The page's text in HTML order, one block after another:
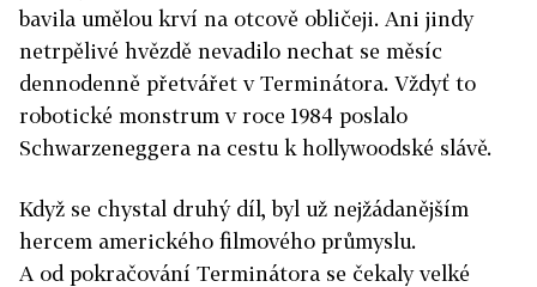
bavila umělou krví na otcově obličeji. Ani jindy
netrpělivé hvězdě nevadilo nechat se měsíc
dennodenně přetvářet v Terminátora. Vždyť to
robotické monstrum v roce 1984 poslalo
Schwarzeneggera na cestu k hollywoodské slávě.
Když se chystal druhý díl, byl už nejžádanějším
hercem amerického filmového průmyslu.
A od pokračování Terminátora se čekaly velké